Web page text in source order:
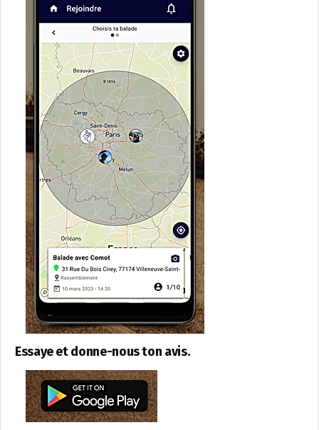
Essaye et donne-nous ton avis.